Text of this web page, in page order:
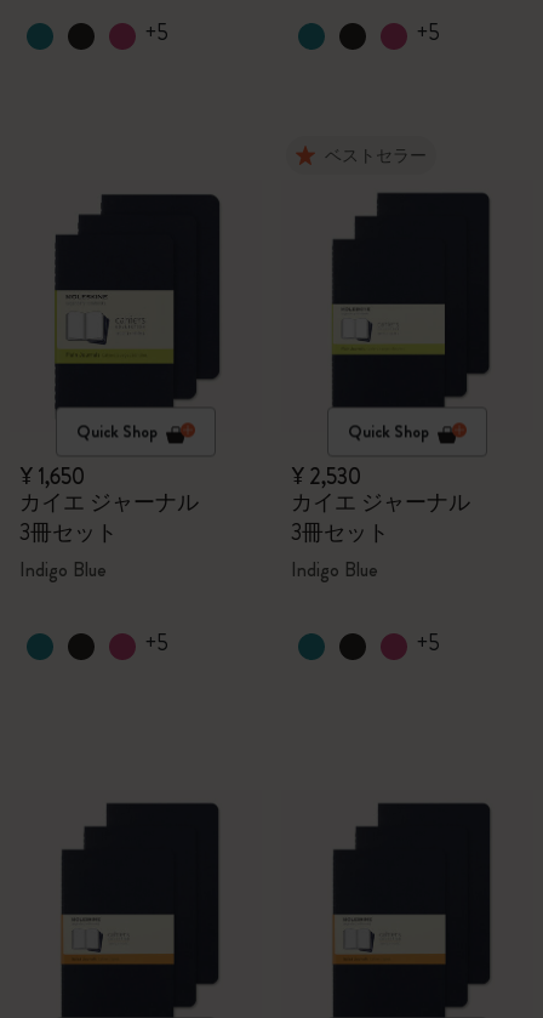
+5 +5
Quick Shop
¥ 1,650
カイエ ジャーナル
3冊セット
Indigo Blue
+5
ベストセラー
Quick Shop
¥ 2,530
カイエ ジャーナル
3冊セット
Indigo Blue
+5